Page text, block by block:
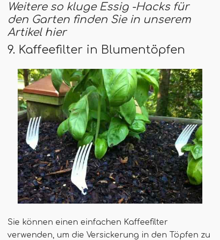
Weitere so kluge Essig -Hacks für
den Garten finden Sie in unserem
Artikel hier
9. Kaffeefilter in Blumentöpfen
Sie können einen einfachen Kaffeefilter
verwenden, um die Versickerung in den Töpfen zu